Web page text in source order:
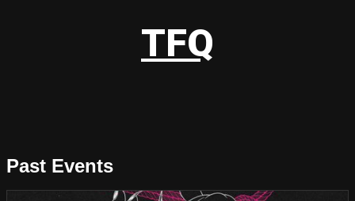
TFQ
Past Events